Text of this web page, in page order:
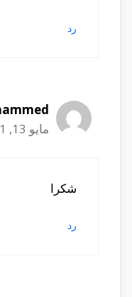
رد
مايو 13, 2021 الساعة 7:33 م
شكرا
رد